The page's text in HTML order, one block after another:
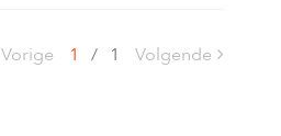
Vorige 1 / 1 Volgende